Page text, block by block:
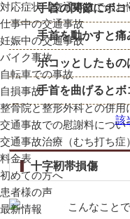
対応症状【交通事故でのお
仕事中の交通事故
妊娠中の交通事故
バイク事故
自転車での事故
自損事故
整骨院と整形外科との併用
交通事故での慰謝料につい
交通事故治療（むち打ち症）
料金表
初めての方へ
患者様の声
最新情報
手首の関節にボ
手首を動かすと痛
ボコッとしたも
手首を曲げると
該
十字靭帯損傷